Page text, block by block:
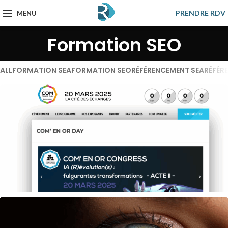
MENU PRENDRE RDV
Formation SEO
ALLFORMATION SEAFORMATION SEORÉFÉRENCEMENT SEA